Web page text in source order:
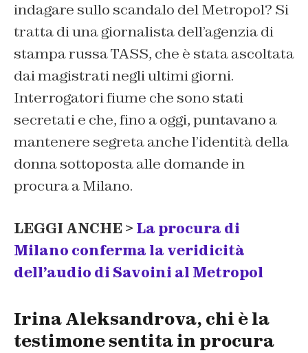
indagare sullo scandalo del Metropol? Si
tratta di una giornalista dell’agenzia di
stampa russa TASS, che è stata ascoltata
dai magistrati negli ultimi giorni.
Interrogatori fiume che sono stati
secretati e che, fino a oggi, puntavano a
mantenere segreta anche l’identità della
donna sottoposta alle domande in
procura a Milano.
LEGGI ANCHE > La procura di
Milano conferma la veridicità
dell’audio di Savoini al Metropol
Irina Aleksandrova, chi è la
testimone sentita in procura